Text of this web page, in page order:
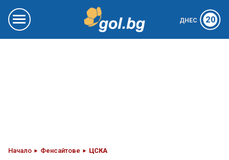
ДНЕС 20
Начало Фенсайтове ЦСКА